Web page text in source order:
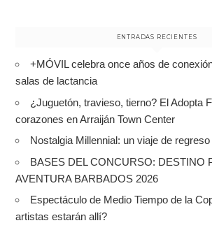
ENTRADAS RECIENTES
+MÓVIL celebra once años de
salas de lactancia
¿Juguetón, travieso, tierno? El Adopta
corazones en Arraiján Town Center
Nostalgia Millennial: un viaje de
BASES DEL CONCURSO: DESTINO
AVENTURA BARBADOS 2026
Espectáculo de Medio Tiempo de la
artistas estarán allí?